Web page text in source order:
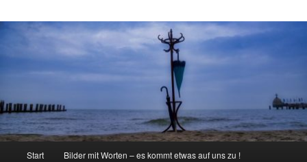
Start Bilder mit Worten – es kommt etwas auf uns zu !